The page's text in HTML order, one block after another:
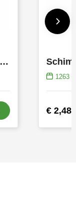
Schima superba hout Borstel & Spiegel set
1263
€ 2,48